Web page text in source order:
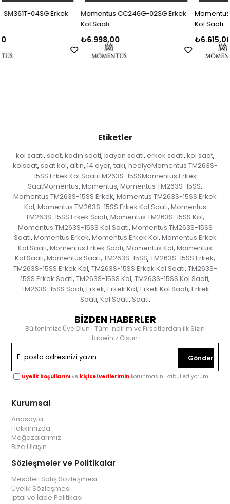
Momentus CC246G-02SG Erkek
Momentus SC245G-02SG
Etiketler
kol saati, saat, kadın saati, bayan saati, erkek saati, kol saat,
kolsaat, saat kol, altın, 14 ayar, takı, hediyeMomentus TM263S-
15SS Erkek Kol SaatiTM263S-15SSMomentus Erkek
SaatMomentus, Momentus, Momentus TM263S-15SS,
Momentus TM263S-15SS Erkek, Momentus TM263S-15SS Erkek
Kol, Momentus TM263S-15SS Erkek Kol Saati, Momentus
TM263S-15SS Erkek Saati, Momentus TM263S-15SS Kol,
Momentus TM263S-15SS Kol Saati, Momentus TM263S-15SS
Saati, Momentus Erkek, Momentus Erkek Kol, Momentus Erkek
Kol Saati, Momentus Erkek Saati, Momentus Kol, Momentus
Kol Saati, Momentus Saati, TM263S-15SS, TM263S-15SS Erkek,
TM263S-15SS Erkek Kol, TM263S-15SS Erkek Kol Saati, TM263S-
15SS Erkek Saati, TM263S-15SS Kol, TM263S-15SS Kol Saati,
TM263S-15SS Saati, Erkek, Erkek Kol, Erkek Kol Saati, Erkek
Saati, Kol Saati, Saati,
BİZDEN HABERLER
Bültenimize Üye Olun ! Tüm İndirim ve Fırsatlardan İlk Sizin
Haberiniz Olsun !
Gönder
Üyelik koşullarını ve kişisel verilerimin korunmasını kabul ediyorum.
Kurumsal
Anasayfa
Hakkımızda
Mağazalarımız
Bize Ulaşın
Sözleşmeler ve Politikalar
Mesafeli Satış Sözleşmesi
Üyelik Sözleşmesi
İptal ve İade Politikası